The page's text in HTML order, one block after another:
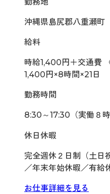
沖縄県島尻郡八重瀬町
給料
時給1,400円＋交通費
1,400円×8時間×21日
勤務時間
8:30～17:30（実働８
休日休暇
完全週休２日制（土日
／年末年始休暇／有給
お仕事詳細を見る